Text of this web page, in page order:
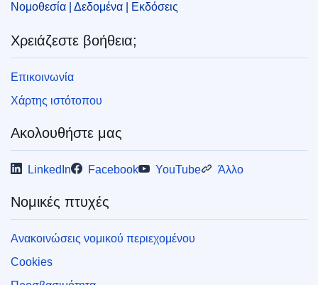
Νομοθεσία | Δεδομένα | Εκδόσεις
Χρειάζεστε βοήθεια;
Επικοινωνία
Χάρτης ιστότοπου
Ακολουθήστε μας
LinkedIn Facebook YouTube Άλλο
Νομικές πτυχές
Ανακοινώσεις νομικού περιεχομένου
Cookies